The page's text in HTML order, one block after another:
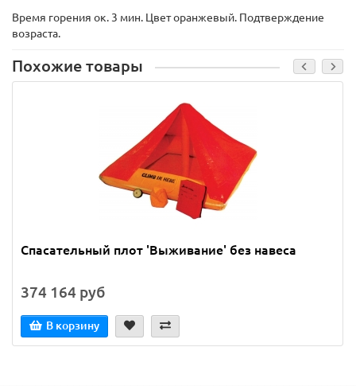
Время горения ок. 3 мин. Цвет оранжевый. Подтверждение
возраста.
Похожие товары
Спасательный плот 'Выживание' без навеса
374 164 руб
В корзину